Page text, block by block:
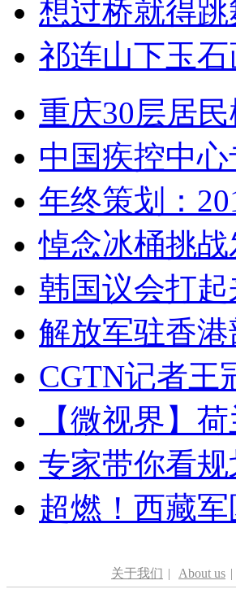
想过桥就得
祁连山下玉
重庆30层居
中国疾控中
年终策划：
悼念冰桶挑
韩国议会打
解放军驻香
CGTN记者王
【微视界】
专家带你看
超燃！西藏
关于我们 | About us |